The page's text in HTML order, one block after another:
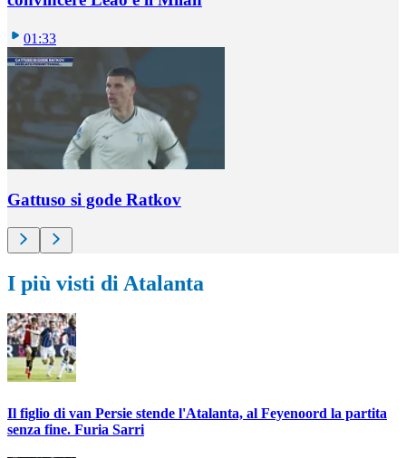
01:33
Gattuso si gode Ratkov
I più visti di Atalanta
Il figlio di van Persie stende l'Atalanta, al Feyenoord la partita
senza fine. Furia Sarri